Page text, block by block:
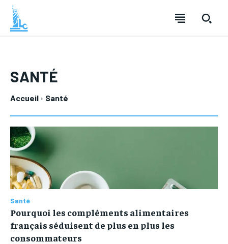
LOISIRS
TECHNOLOGIE
SANTÉ
MODE
FINANCE
VOYAGE
CUISINE
SPORT
LOISIRS
TECHNOLOGIE
SANTÉ
MODE
FINANCE
VOYAGE
CUISINE
SPORT
SANTÉ
Accueil Santé
Santé
Pourquoi les compléments alimentaires
français séduisent de plus en plus les
consommateurs